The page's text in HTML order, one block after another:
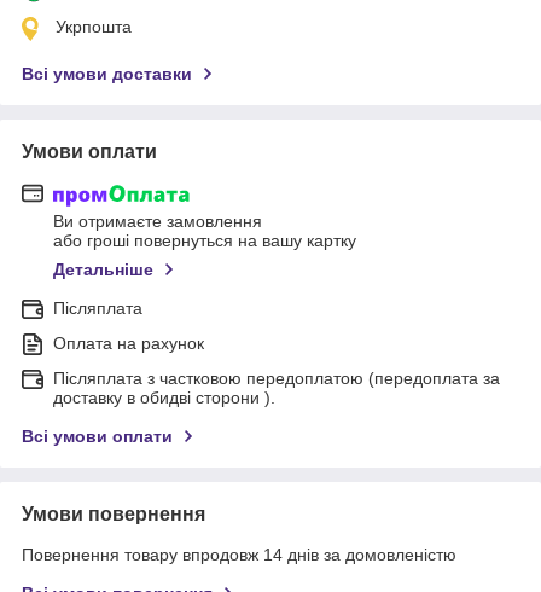
Укрпошта
Всі умови доставки
Умови оплати
Ви отримаєте замовлення
або гроші повернуться на вашу картку
Детальніше
Післяплата
Оплата на рахунок
Післяплата з частковою передоплатою (передоплата за
доставку в обидві сторони ).
Всі умови оплати
Умови повернення
Повернення товару впродовж 14 днів за домовленістю